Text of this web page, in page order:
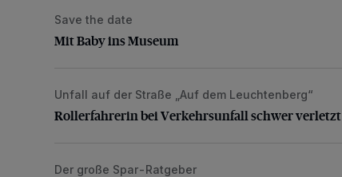
Mit Baby ins Museum
Save the date
Mit Baby ins Museum
Rollerfahrerin bei Verkehrsunfall schwer verletzt
Unfall auf der Straße „Auf dem Leuchtenberg“
Rollerfahrerin bei Verkehrsunfall schwer verletzt
Lohnen sich kompatible Druckerpatronen?
Der große Spar-Ratgeber